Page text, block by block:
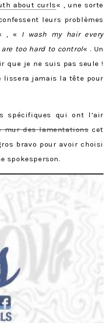
about curls« , une sorte
leurs problèmes
, « I wash my hair every
too hard to control« . Un
que je ne suis pas seule !
lissera jamais la tête pour
spécifiques qui ont l’air
mur des lamentationscet
bravo pour avoir choisi
spokesperson.